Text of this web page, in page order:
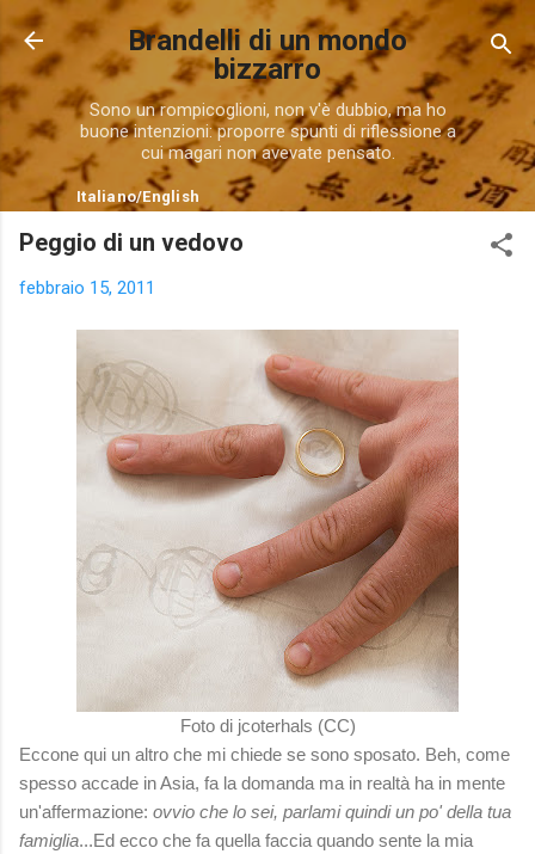
Passa ai contenuti principali
Brandelli di un mondo
bizzarro
Sono un rompicoglioni, non v'è dubbio, ma ho
buone intenzioni: proporre spunti di riflessione a
cui magari non avevate pensato.
Italiano/English
Peggio di un vedovo
febbraio 15, 2011
Foto di jcoterhals (CC)
Eccone qui un altro che mi chiede se sono sposato. Beh, come
spesso accade in Asia, fa la domanda ma in realtà ha in mente
un'affermazione: ovvio che lo sei, parlami quindi un po' della tua
famiglia...Ed ecco che fa quella faccia quando sente la mia